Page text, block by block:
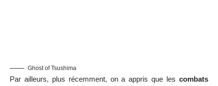
Ghost of Tsushima
Par ailleurs, plus récemment, on a appris que les combats